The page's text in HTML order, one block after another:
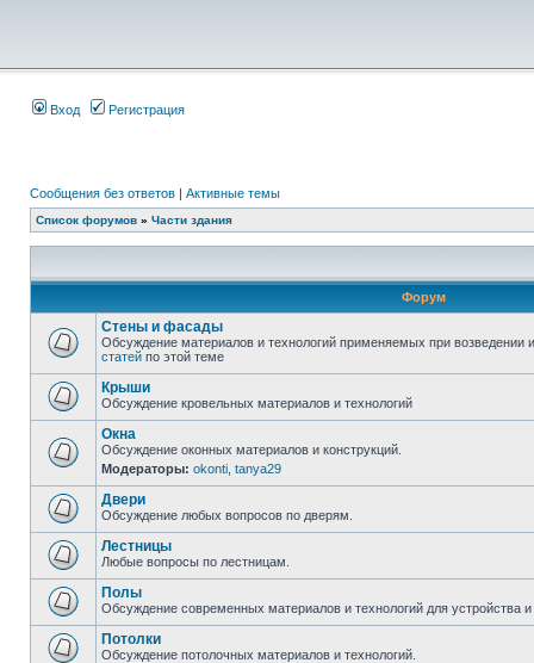
Вход Регистрация
Сообщения без ответов | Активные темы
Список форумов » Части здания
Форум
Стены и фасады
Обсуждение материалов и технологий применяемых при возведении
статей по этой теме
Крыши
Обсуждение кровельных материалов и технологий
Окна
Обсуждение оконных материалов и конструкций.
Модераторы: okonti tanya29
Двери
Обсуждение любых вопросов по дверям.
Лестницы
Любые вопросы по лестницам.
Полы
Обсуждение современных материалов и технологий для устройства
Потолки
Обсуждение потолочных материалов и технологий.